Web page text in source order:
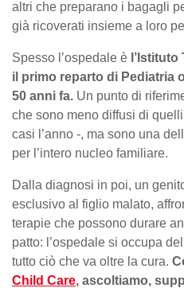
altri che preparano i bagagli
già ricoverati insieme a loro
Spesso l’ospedale è
il primo reparto di Pediatria
50 anni fa. Un punto di
che sono meno diffusi di
casi l’anno -, ma sono una
per l’intero nucleo familiare.
Dalla diagnosi in poi, un
esclusivo al figlio malato,
terapie che possono durare
patto: l’ospedale si occupa
tutto ciò che va oltre la cura.
Child Care, ascoltiamo,